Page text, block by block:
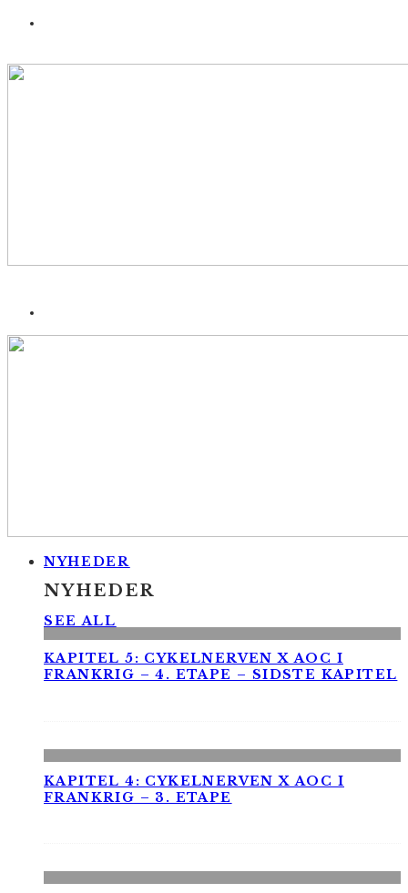
NYHEDER
NYHEDER
SEE ALL
KAPITEL 5: CYKELNERVEN X AOC I
FRANKRIG – 4. ETAPE – SIDSTE KAPITEL
KAPITEL 4: CYKELNERVEN X AOC I
FRANKRIG – 3. ETAPE